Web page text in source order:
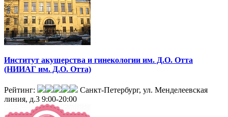
Институт акушерства и гинекологии им. Д.О. Отта
(НИИАГ им. Д.О. Отта)
Рейтинг:
Санкт-Петербург, ул. Менделеевская
линия, д.3 9:00-20:00